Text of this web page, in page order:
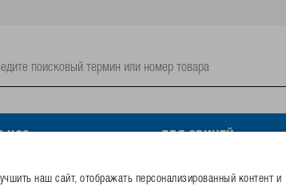
наш сайт, отображать персонализированный контент и